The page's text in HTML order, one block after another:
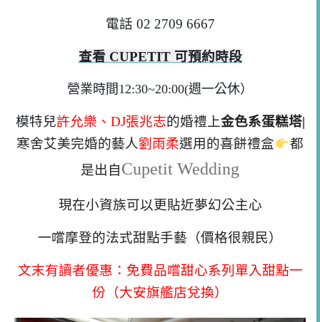
電話 02 2709 6667
查看 CUPETIT 可預約時段
營業時間12:30~20:00(週一公休）
模特兒許允樂、DJ張兆志的婚禮上金色系蛋糕塔|
寒舍艾美完婚的藝人劉雨柔選用的喜餅禮盒
都
是出自Cupetit Wedding
現在小資族可以更貼近夢幻公主心
一嚐摩登的法式甜點手藝（價格很親民）
文末有讀者優惠：免費品嚐甜心系列單入甜點一
份（大安旗艦店兌換）